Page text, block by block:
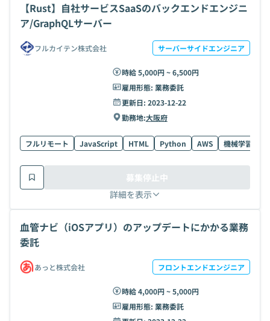
【Rust】自社サービスSaaSのバックエンドエンジニ
ア/GraphQLサーバー
フルカイテン株式会社 サーバーサイドエンジニア
時給 5,000円 ~ 6,500円
雇用形態: 業務委託
更新日: 2023-12-22
勤務地:大阪府
フルリモート JavaScript HTML Python AWS 機械学習
詳細を表示
募集停止中
血管ナビ（iOSアプリ）のアップデートにかかる業務
委託
あっと株式会社 フロントエンドエンジニア
時給 4,000円 ~ 5,000円
雇用形態: 業務委託